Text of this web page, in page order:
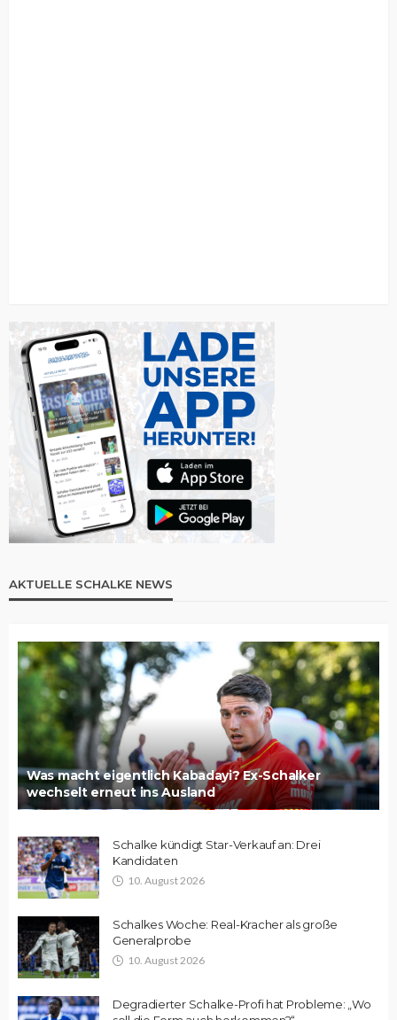
AKTUELLE SCHALKE NEWS
Was macht eigentlich Kabadayi? Ex-Schalker
wechselt erneut ins Ausland
Schalke kündigt Star-Verkauf an: Drei
Kandidaten
10. August 2026
Schalkes Woche: Real-Kracher als große
Generalprobe
10. August 2026
Degradierter Schalke-Profi hat Probleme: „Wo